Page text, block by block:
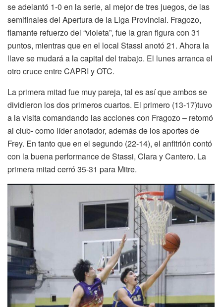
se adelantó 1-0 en la serie, al mejor de tres juegos, de las
semifinales del Apertura de la Liga Provincial. Fragozo,
flamante refuerzo del “violeta”, fue la gran figura con 31
puntos, mientras que en el local Stassi anotó 21. Ahora la
llave se mudará a la capital del trabajo. El lunes arranca el
otro cruce entre CAPRI y OTC.
La primera mitad fue muy pareja, tal es así que ambos se
dividieron los dos primeros cuartos. El primero (13-17)tuvo
a la visita comandando las acciones con Fragozo – retomó
al club- como líder anotador, además de los aportes de
Frey. En tanto que en el segundo (22-14), el anfitrión contó
con la buena performance de Stassi, Clara y Cantero. La
primera mitad cerró 35-31 para Mitre.